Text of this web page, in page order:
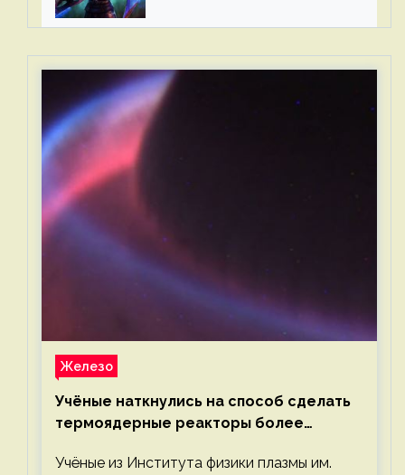
Железо
Учёные наткнулись на способ сделать
термоядерные реакторы более
Учёные из Института физики плазмы им.